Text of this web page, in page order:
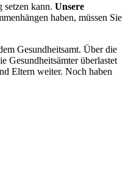
kann. Unsere
haben, müssen Sie
Gesundheitsamt. Über die
Gesundheitsämter überlastet
Eltern weiter. Noch haben